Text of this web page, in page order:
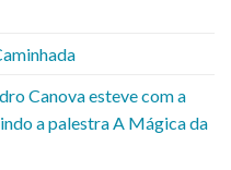
Canova esteve com a
a palestra A Mágica da